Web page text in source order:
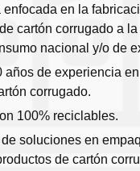
enfocada en la
cartón corrugado a
nacional y/o de
años de experiencia
corrugado.
100% reciclables.
soluciones en
de cartón